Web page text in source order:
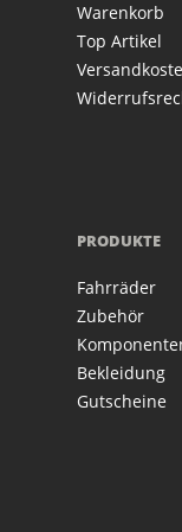
Warenkorb
Top Artikel
PRODUKTE
Fahrräder
Zubehör
Bekleidung
Gutscheine